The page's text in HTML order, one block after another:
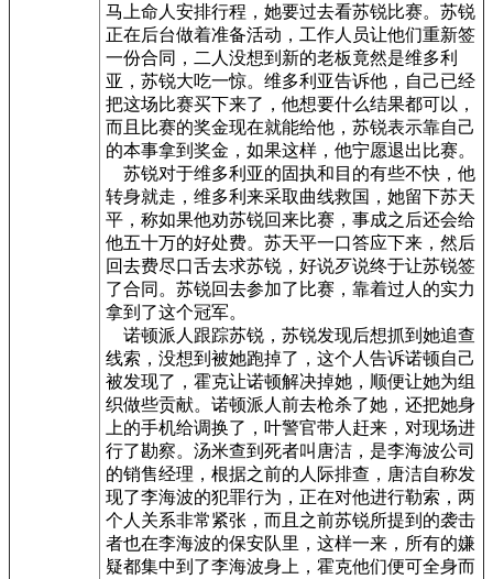
马上命人安排行程，她要过去看苏锐比赛。苏锐
正在后台做着准备活动，工作人员让他们重新签
一份合同，二人没想到新的老板竟然是维多利
亚，苏锐大吃一惊。维多利亚告诉他，自己已经
把这场比赛买下来了，他想要什么结果都可以，
而且比赛的奖金现在就能给他，苏锐表示靠自己
的本事拿到奖金，如果这样，他宁愿退出比赛。
苏锐对于维多利亚的固执和目的有些不快，他
转身就走，维多利来采取曲线救国，她留下苏天
平，称如果他劝苏锐回来比赛，事成之后还会给
他五十万的好处费。苏天平一口答应下来，然后
回去费尽口舌去求苏锐，好说歹说终于让苏锐签
了合同。苏锐回去参加了比赛，靠着过人的实力
拿到了这个冠军。
诺顿派人跟踪苏锐，苏锐发现后想抓到她追查
线索，没想到被她跑掉了，这个人告诉诺顿自己
被发现了，霍克让诺顿解决掉她，顺便让她为组
织做些贡献。诺顿派人前去枪杀了她，还把她身
上的手机给调换了，叶警官带人赶来，对现场进
行了勘察。汤米查到死者叫唐洁，是李海波公司
的销售经理，根据之前的人际排查，唐洁自称发
现了李海波的犯罪行为，正在对他进行勒索，两
个人关系非常紧张，而且之前苏锐所提到的袭击
者也在李海波的保安队里，这样一来，所有的嫌
疑都集中到了李海波身上，霍克他们便可全身而